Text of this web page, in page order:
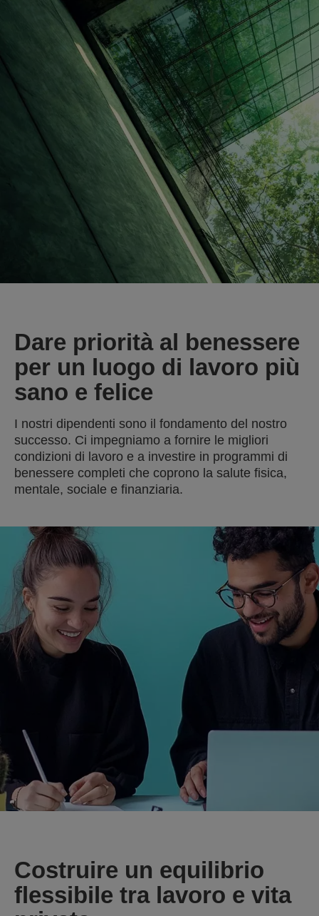
Dare priorità al benessere
per un luogo di lavoro più
sano e felice
I nostri dipendenti sono il fondamento del nostro
successo. Ci impegniamo a fornire le migliori
condizioni di lavoro e a investire in programmi di
benessere completi che coprono la salute fisica,
mentale, sociale e finanziaria.
Costruire un equilibrio
flessibile tra lavoro e vita